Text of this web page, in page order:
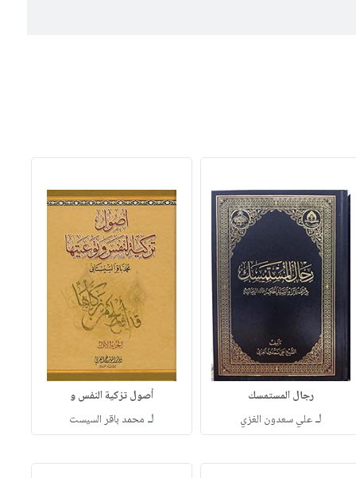
رجال المستمسك
لـعلي سعدون الغزي
أصول تزكية النفس و
لـ محمد باقر السيست